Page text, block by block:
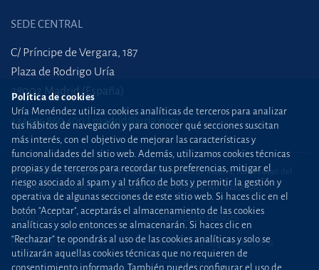
SEDE CENTRAL
C/ Príncipe de Vergara, 187
Plaza de Rodrigo Uría
28002 Madrid (España)
+34 915 860 400 madrid@uria.com
Uría Menéndez Abogados, S.L.P. | Registro Mercantil de Madrid, Tomo 24490 del
Libro de Inscripciones Folio 42, Sección 8, Hoja M-43976. NIF: B28563963
Mapa web Política de cookies
Política de privacidad
Política de Seguridad de la
Información
Política de cookies
Uría Menéndez utiliza cookies analíticas de terceros para analizar
tus hábitos de navegación y para conocer qué secciones suscitan
más interés, con el objetivo de mejorar las características y
funcionalidades del sitio web. Además, utilizamos cookies técnicas
propias y de terceros para recordar tus preferencias, mitigar el
riesgo asociado al spam y al tráfico de bots y permitir la gestión y
operativa de algunas secciones de este sitio web. Si haces clic en el
botón "Aceptar", aceptarás el almacenamiento de las cookies
analíticas y solo entonces se almacenarán. Si haces clic en
“Rechazar” te opondrás al uso de las cookies analíticas y solo se
utilizarán aquellas cookies técnicas que no requieren de
consentimiento informado. También puedes configurar el uso de